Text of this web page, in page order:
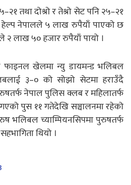
तथा दोश्रो र तेश्रो सेट पनि २५–२१
हेल्प नेपालले ५ लाख रुपैयाँ पाएको छ
२ लाख ५० हजार रुपैयाँ पायो ।
खेलमा न्यु डायमन्ड भलिबल
३–० को सोझो सेटमा हराउँदै
नेपाल पुलिस क्लब र महिलातर्फ
पुस ११ गतेदेखि सञ्चालनमा रहेको
भलिबल च्याम्पियनसिपमा पुरुषतर्फ
थियो ।